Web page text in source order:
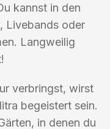
kannst in den
Livebands oder
Langweilig
verbringst, wirst
begeistert sein.
in denen du